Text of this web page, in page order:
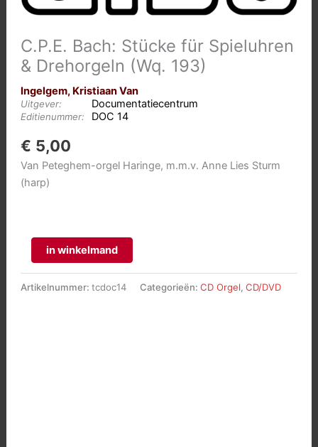
C.P.E. Bach: Stücke für Spieluhren
& Drehorgeln (Wq. 193)
Ingelgem, Kristiaan Van
Uitgever: Documentatiecentrum
Editienummer: DOC 14
€ 5,00
Van Peteghem-orgel Haringe, m.m.v. Anne Lies Sturm
(harp)
C.P.E.
Bach:
in winkelmand
Artikelnummer: tcdoc14 Categorieën: CD Orgel, CD/DVD